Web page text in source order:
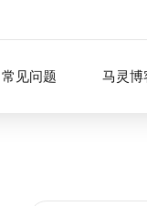
常见问题 马灵博